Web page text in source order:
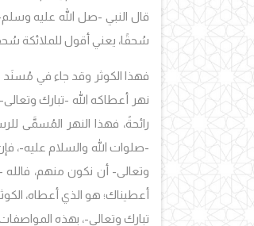
قال النبي -صل الله عليه
سُحقًا، يعني أقول للملائكة
فهذا الكوثر وقد جاء في مُسنَد
نهر أعطاكه الله -تبارك
رائحةً، فهذا النهر المُسمَّى
-صلوات الله والسلام عليه-،
وتعالى- أن نكون منهم، فالله
أعطيناك؛ هو الذي أعطاه،
تبارك وتعالى-، بهذه